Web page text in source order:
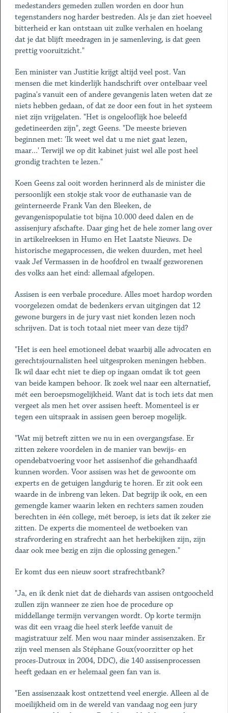
medestanders gemeden zullen worden en door hun
tegenstanders nog harder bestreden. Als je dan ziet hoeveel
bitterheid er kan ontstaan uit zulke verhalen en hoelang
dat je dat blijft meedragen in je samenleving, is dat geen
prettig vooruitzicht."
Een minister van Justitie krijgt altijd veel post. Van
mensen die met kinderlijk handschrift over ontelbaar veel
pagina's vanuit een of andere gevangenis laten weten dat ze
niets hebben gedaan, of dat ze door een fout in het systeem
niet zijn vrijgelaten. "Het is ongelooflijk hoe beleefd
gedetineerden zijn", zegt Geens. "De meeste brieven
beginnen met: 'Ik weet wel dat u me niet gaat lezen,
maar...' Terwijl we op dit kabinet juist wel alle post heel
grondig trachten te lezen."
Koen Geens zal ooit worden herinnerd als de minister die
persoonlijk een stokje stak voor de euthanasie van de
geïnterneerde Frank Van den Bleeken, de
gevangenispopulatie tot bijna 10.000 deed dalen en de
assisenjury afschafte. Daar ging het de hele zomer lang over
in artikelreeksen in Humo en Het Laatste Nieuws. De
historische megaprocessen, die weken duurden, met heel
vaak Jef Vermassen in de hoofdrol en twaalf gezworenen
des volks aan het eind: allemaal afgelopen.
Assisen is een verbale procedure. Alles moet hardop worden
voorgelezen omdat de bedenkers ervan uitgingen dat 12
gewone burgers in de jury vast niet konden lezen noch
schrijven. Dat is toch totaal niet meer van deze tijd?
"Het is een heel emotioneel debat waarbij alle advocaten en
gerechtsjournalisten heel uitgesproken meningen hebben.
Ik wil daar echt niet te diep op ingaan omdat ik tot geen
van beide kampen behoor. Ik zoek wel naar een alternatief,
mét een beroepsmogelijkheid. Want dat is toch iets dat men
vergeet als men het over assisen heeft. Momenteel is er
tegen een uitspraak in assisen geen beroep mogelijk.
"Wat mij betreft zitten we nu in een overgangsfase. Er
zitten zekere voordelen in de manier van bewijs- en
opendebatvoering voor het assisenhof die gehandhaafd
kunnen worden. Voor assisen was het de gewoonte om
experts en de getuigen langdurig te horen. Er zit ook een
waarde in de inbreng van leken. Dat begrijp ik ook, en een
gemengde kamer waarin leken en rechters samen zouden
berechten in één college, mét beroep, is iets dat ik zeker zie
zitten. De experts die momenteel de wetboeken van
strafvordering en strafrecht aan het herbekijken zijn, zijn
daar ook mee bezig en zijn die oplossing genegen."
Er komt dus een nieuw soort strafrechtbank?
"Ja, en ik denk niet dat de diehards van assisen ontgoocheld
zullen zijn wanneer ze zien hoe de procedure op
middellange termijn vervangen wordt. Op korte termijn
was dit een vraag die heel sterk leefde vanuit de
magistratuur zelf. Men wou naar minder assisenzaken. Er
zijn veel mensen als Stéphane Goux(voorzitter op het
proces-Dutroux in 2004, DDC), die 140 assisenprocessen
heeft gedaan en er helemaal geen fan van is.
"Een assisenzaak kost ontzettend veel energie. Alleen al de
moeilijkheid om in de wereld van vandaag nog een jury